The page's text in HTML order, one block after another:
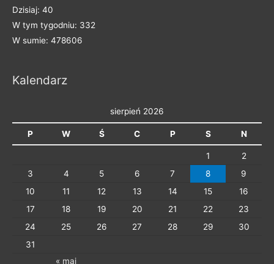
e
g
i
Dzisiaj: 40
W tym tygodniu: 332
W sumie: 478606
Kalendarz
sierpień 2026
P W Ś C P S N
« maj
1
2
3
4 5 6 7 8
9
10
11 12 13 14 15
16
17
18 19 20 21 22
23
24
25 26 27 28 29
30
31